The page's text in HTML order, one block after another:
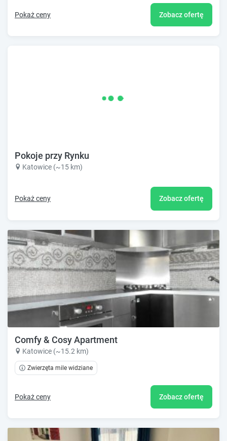
Pokaż ceny Zobacz ofertę
Pokoje przy Rynku
Katowice (~15 km)
Pokaż ceny Zobacz ofertę
Comfy & Cosy Apartment
Katowice (~15.2 km)
Zwierzęta mile widziane
Pokaż ceny Zobacz ofertę